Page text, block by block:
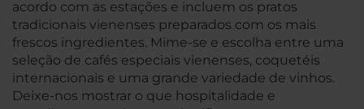
acordo com as estações e incluem os pratos
tradicionais vienenses preparados com os mais
frescos ingredientes. Mime-se e escolha entre uma
seleção de cafés especiais vienenses, coquetéis
internacionais e uma grande variedade de vinhos.
Deixe-nos mostrar o que hospitalidade e